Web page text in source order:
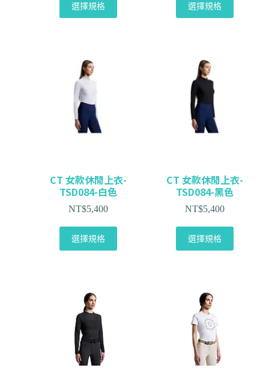
選擇規格 選擇規格
CT 女款休閒上衣-
TSD084-白色
NT$5,400
選擇規格
CT 女款休閒上衣-
TSD084-黑色
NT$5,400
選擇規格